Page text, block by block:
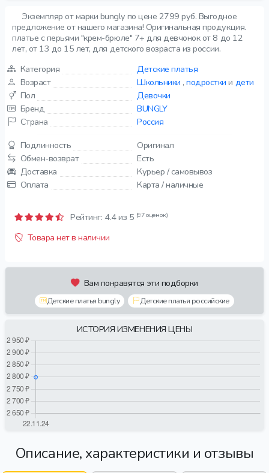
Экземпляр от марки bungly по цене 2799 руб. Выгодное
предложение от нашего магазина! Оригинальная продукция.
платье с перьями "крем-брюле" 7+ для девчонок от 8 до 12
лет, от 13 до 15 лет, для детского возраста из россии.
Категория
Детские платья
Возраст
Школьники ,подростки и дети
Пол
Девочки
Бренд
BUNGLY
Страна
Россия
Подлинность
Оригинал
Обмен-возврат
Есть
Доставка
Курьер / самовывоз
Оплата
Карта / наличные
Рейтинг: 4.4из 5 (97 оценок)
Товара нет в наличии
Вам понравятся эти подборки
Детские платья bungly Детские платья российские
ИСТОРИЯ ИЗМЕНЕНИЯ ЦЕНЫ
Описание, характеристики и отзывы